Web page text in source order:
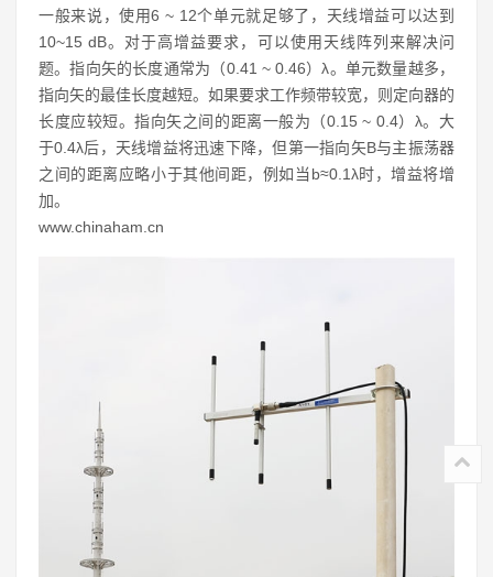
一般来说，使用6 ~ 12个单元就足够了，天线增益可以达到
10~15 dB。对于高增益要求，可以使用天线阵列来解决问
题。指向矢的长度通常为（0.41 ~ 0.46）λ。单元数量越多，
指向矢的最佳长度越短。如果要求工作频带较宽，则定向器的
长度应较短。指向矢之间的距离一般为（0.15 ~ 0.4）λ。大
于0.4λ后，天线增益将迅速下降，但第一指向矢B与主振荡器
之间的距离应略小于其他间距，例如当b≈0.1λ时，增益将增
加。
www.chinaham.cn